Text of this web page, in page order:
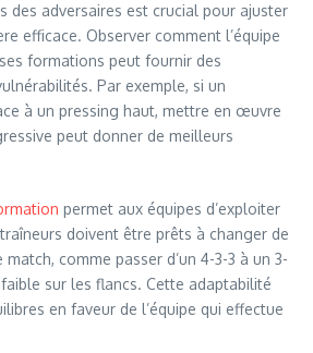
des adversaires est crucial pour ajuster
efficace. Observer comment l’équipe
formations peut fournir des
Par exemple, si un
à un pressing haut, mettre en œuvre
peut donner de meilleurs
permet aux équipes d’exploiter
doivent être prêts à changer de
comme passer d’un 4-3-3 à un 3-
sur les flancs. Cette adaptabilité
en faveur de l’équipe qui effectue